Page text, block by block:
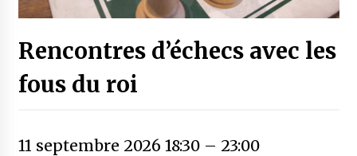
Rencontres d’échecs avec les
fous du roi
11 septembre 2026 18:30– 23:00